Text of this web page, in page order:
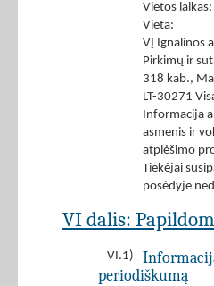
Vietos
Vieta:
VĮ Ignalinos
Pirkimų ir
318 kab.,
LT-30271
Informacija
asmenis ir
atplėšimo
Tiekėjai
posėdyje
VI dalis:
VI.1)
periodiškumą